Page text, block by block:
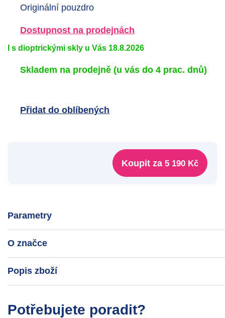
Originální pouzdro
Dostupnost na prodejnách
I s dioptrickými skly u Vás 18.8.2026
Skladem na prodejně (u vás do 4 prac. dnů)
Přidat do oblíbených
Koupit za 5 190 Kč
Parametry
O značce
Popis zboží
Potřebujete poradit?